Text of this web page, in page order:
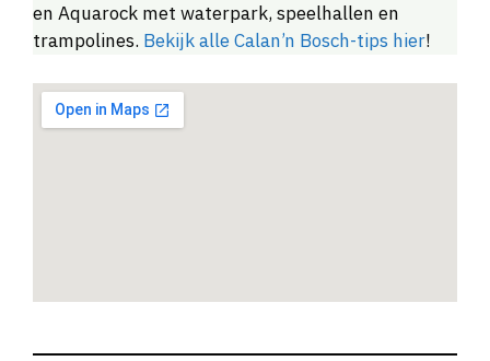
en Aquarock met waterpark, speelhallen en
trampolines. Bekijk alle Calan’n Bosch-tips hier!